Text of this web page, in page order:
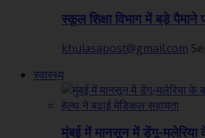
स्कूल शिक्षा विभाग में बड़े
khulasapost@gmail.com
स्वास्थ्य
मुंबई में मानसून में डेंगू-